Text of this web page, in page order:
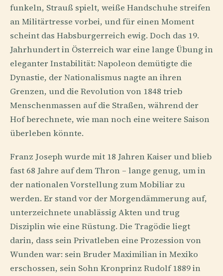
funkeln, Strauß spielt, weiße Handschuhe streifen
an Militärtresse vorbei, und für einen Moment
scheint das Habsburgerreich ewig. Doch das 19.
Jahrhundert in Österreich war eine lange Übung in
eleganter Instabilität: Napoleon demütigte die
Dynastie, der Nationalismus nagte an ihren
Grenzen, und die Revolution von 1848 trieb
Menschenmassen auf die Straßen, während der
Hof berechnete, wie man noch eine weitere Saison
überleben könnte.
Franz Joseph wurde mit 18 Jahren Kaiser und blieb
fast 68 Jahre auf dem Thron – lange genug, um in
der nationalen Vorstellung zum Mobiliar zu
werden. Er stand vor der Morgendämmerung auf,
unterzeichnete unablässig Akten und trug
Disziplin wie eine Rüstung. Die Tragödie liegt
darin, dass sein Privatleben eine Prozession von
Wunden war: sein Bruder Maximilian in Mexiko
erschossen, sein Sohn Kronprinz Rudolf 1889 in